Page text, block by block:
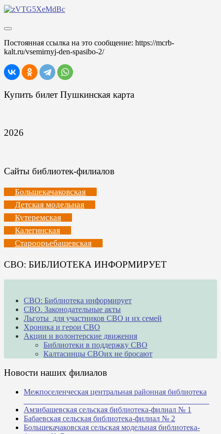
Постоянная ссылка на это сообщение: https://mcrb-
kalt.ru/vsemirnyj-den-spasibo-2/
Купить билет Пушкинская карта
2026
Сайты библиотек-филиалов
Большекачаковская
Детская модельная
Кутеремская
Калегинская
Староорьебашевская
СВО: БИБЛИОТЕКА ИНФОРМИРУЕТ
СВО: Библиотека информирует
СВО. Законодательные акты
Льготы для участников СВО и их семей
Хроника и герои СВО
Акции и волонтерские движения
Библиотеки в поддержку СВО
Калтасинцы СВОих не бросают
Новости наших филиалов
Межпоселенческая центральная районная библиотека
Амзибашевская сельская библиотека-филиал № 1
Бабаевская сельская библиотека-филиал № 2
Большекачаковская сельская модельная библиотека-